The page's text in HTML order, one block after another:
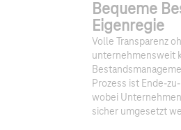
Bequeme
Eigenregie
Volle Transparenz
unternehmensweit
Prozess ist Ende-
wobei
sicher umgesetzt